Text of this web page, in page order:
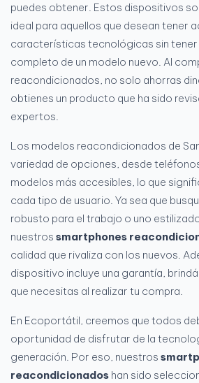
puedes obtener. Estos dispositivos
ideal para aquellos que desean tener
características tecnológicas sin tener
completo de un modelo nuevo. Al
reacondicionados, no solo ahorras
obtienes un producto que ha sido
expertos.
Los modelos reacondicionados de
variedad de opciones, desde
modelos más accesibles, lo que
cada tipo de usuario. Ya sea que
robusto para el trabajo o uno
nuestros smartphones
calidad que rivaliza con los nuevos.
dispositivo incluye una garantía,
que necesitas al realizar tu compra.
En Ecoportátil, creemos que todos
oportunidad de disfrutar de la
generación. Por eso, nuestros
reacondicionados han sido